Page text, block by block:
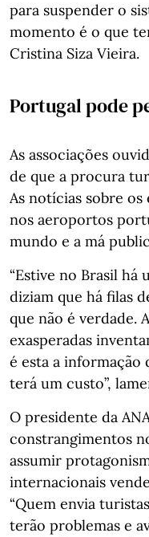
para suspender o
momento é o que
Cristina Siza Vieira.
Portugal pode
As associações
de que a procura
As notícias sobre os
nos aeroportos
mundo e a má
“Estive no Brasil há
diziam que há filas
que não é verdade.
exasperadas
é esta a informação
terá um custo”,
O presidente da
constrangimentos
assumir
internacionais
“Quem envia
terão problemas e